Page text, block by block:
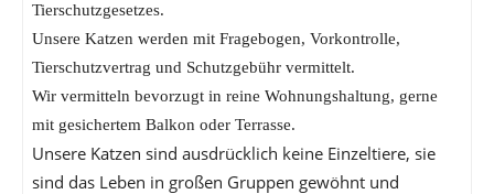
Tierschutzgesetzes.
Unsere Katzen werden mit Fragebogen, Vorkontrolle,
Tierschutzvertrag und Schutzgebühr vermittelt.
Wir vermitteln bevorzugt in reine Wohnungshaltung, gerne
mit gesichertem Balkon oder Terrasse.
Unsere Katzen sind ausdrücklich keine Einzeltiere, sie
sind das Leben in großen Gruppen gewöhnt und